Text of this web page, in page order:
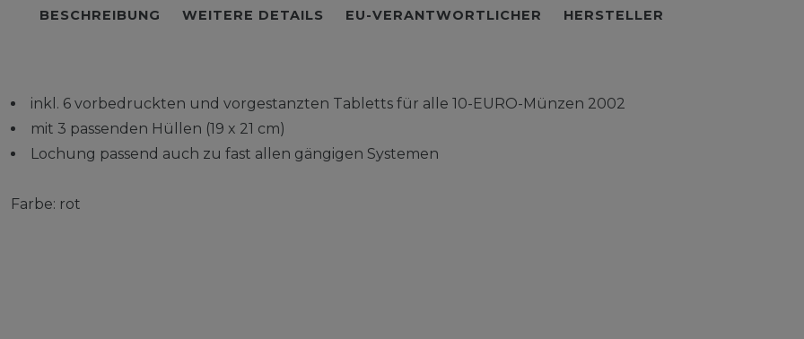
BESCHREIBUNG WEITERE DETAILS EU-VERANTWORTLICHER HERSTELLER
inkl. 6 vorbedruckten und vorgestanzten Tabletts für alle 10-EURO-Münzen 2002
mit 3 passenden Hüllen (19 x 21 cm)
Lochung passend auch zu fast allen gängigen Systemen
Farbe: rot